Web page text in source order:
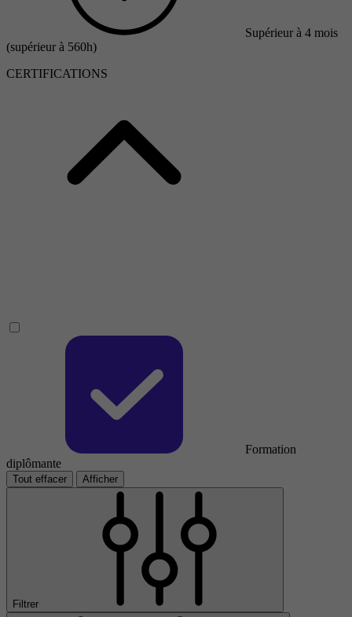
Supérieur à 4 mois
(supérieur à 560h)
CERTIFICATIONS
Formation
diplômante
Tout effacer Afficher
Filtrer